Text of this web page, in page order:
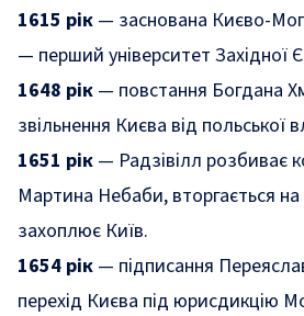
1615 рік — заснована Києво-
— перший університет Західної
1648 рік — повстання Богдана
звільнення Києва від польської
1651 рік — Радзівілл розбиває
Мартина Небаби, вторгається на
захоплює Київ.
1654 рік — підписання
перехід Києва під юрисдикцію